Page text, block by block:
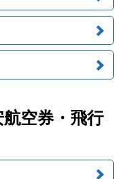
空券・飛行